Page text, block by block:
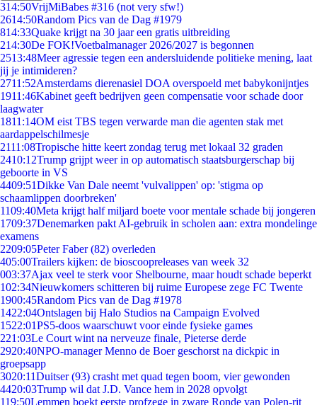
314:50VrijMiBabes #316 (not very sfw!)
2614:50Random Pics van de Dag #1979
814:33Quake krijgt na 30 jaar een gratis uitbreiding
214:30De FOK!Voetbalmanager 2026/2027 is begonnen
2513:48Meer agressie tegen een andersluidende politieke mening, laat
jij je intimideren?
2711:52Amsterdams dierenasiel DOA overspoeld met babykonijntjes
1911:46Kabinet geeft bedrijven geen compensatie voor schade door
laagwater
1811:14OM eist TBS tegen verwarde man die agenten stak met
aardappelschilmesje
2111:08Tropische hitte keert zondag terug met lokaal 32 graden
2410:12Trump grijpt weer in op automatisch staatsburgerschap bij
geboorte in VS
4409:51Dikke Van Dale neemt 'vulvalippen' op: 'stigma op
schaamlippen doorbreken'
1109:40Meta krijgt half miljard boete voor mentale schade bij jongeren
1709:37Denemarken pakt AI-gebruik in scholen aan: extra mondelinge
examens
2209:05Peter Faber (82) overleden
405:00Trailers kijken: de bioscoopreleases van week 32
003:37Ajax veel te sterk voor Shelbourne, maar houdt schade beperkt
102:34Nieuwkomers schitteren bij ruime Europese zege FC Twente
1900:45Random Pics van de Dag #1978
1422:04Ontslagen bij Halo Studios na Campaign Evolved
1522:01PS5-doos waarschuwt voor einde fysieke games
221:03Le Court wint na nerveuze finale, Pieterse derde
2920:40NPO-manager Menno de Boer geschorst na dickpic in
groepsapp
3020:11Duitser (93) crasht met quad tegen boom, vier gewonden
4420:03Trump wil dat J.D. Vance hem in 2028 opvolgt
119:50Lemmen boekt eerste profzege in zware Ronde van Polen-rit